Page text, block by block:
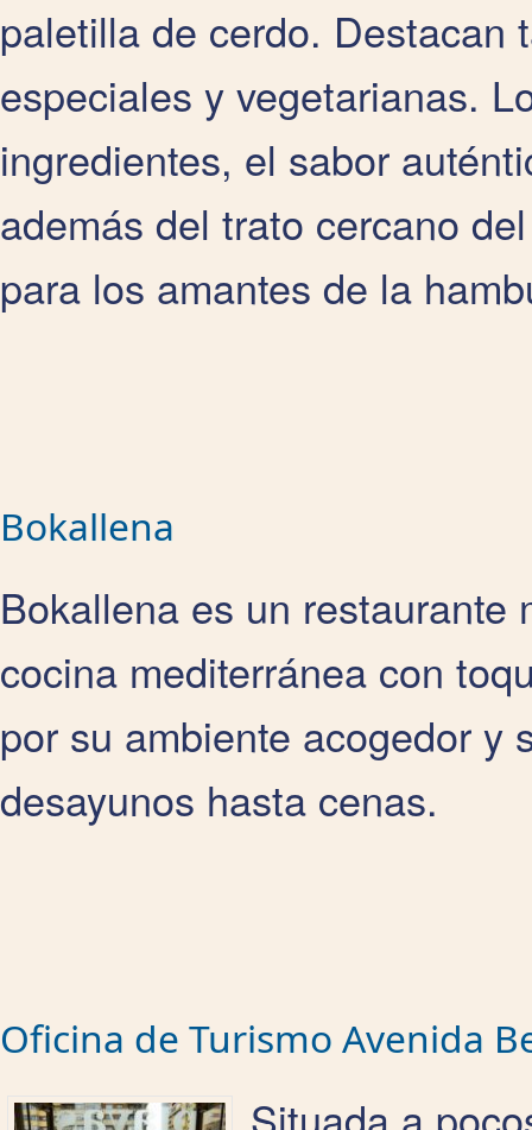
paletilla de cerdo. Destacan
especiales y vegetarianas.
ingredientes, el sabor
además del trato cercano
para los amantes de la
Bokallena
Bokallena es un
cocina mediterránea con
por su ambiente acogedor y
desayunos hasta cenas.
Oficina de Turismo Avenida